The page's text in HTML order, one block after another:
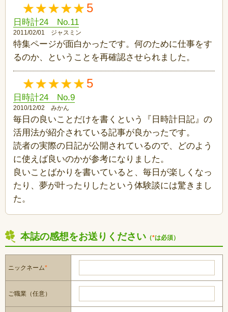
5
日時計24 No.11
2011/02/01 ジャスミン
特集ページが面白かったです。何のために仕事をす
るのか、ということを再確認させられました。
5
日時計24 No.9
2010/12/02 みかん
毎日の良いことだけを書くという『日時計日記』の
活用法が紹介されている記事が良かったです。
読者の実際の日記が公開されているので、どのよう
に使えば良いのかが参考になりました。
良いことばかりを書いていると、毎日が楽しくなっ
たり、夢が叶ったりしたという体験談には驚きまし
た。
本誌の感想をお送りください （*は必須）
ニックネーム*
ご職業（任意）